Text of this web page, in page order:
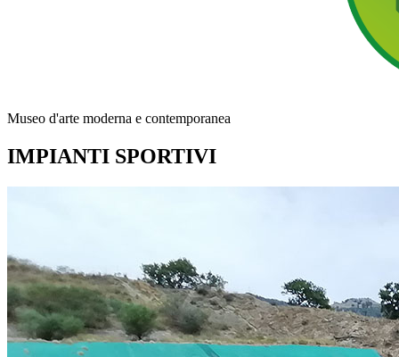
Museo d'arte moderna e contemporanea
IMPIANTI SPORTIVI